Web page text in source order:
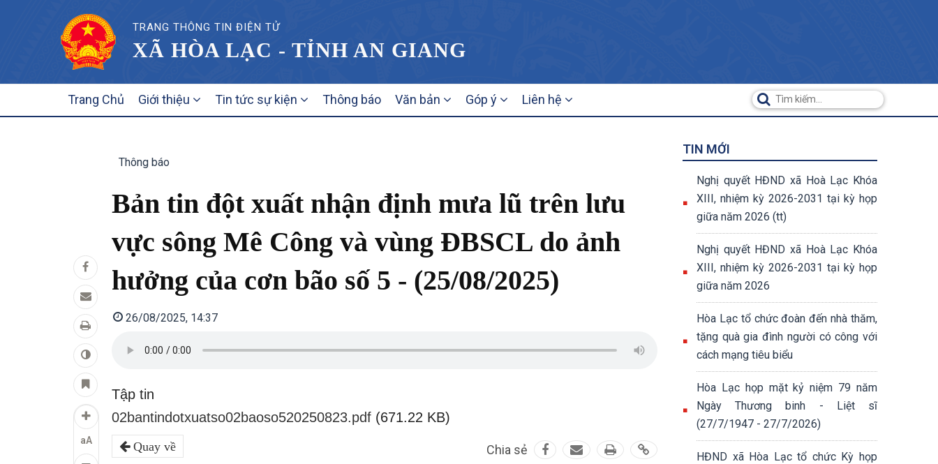
TRANG THÔNG TIN ĐIỆN TỬ
XÃ HÒA LẠC - TỈNH AN GIANG
NAVIGATION
Trang Chủ Giới thiệu Tin tức sự kiện Thông báo Văn bản Góp ý Liên hệ
aA
Thông báo
Bản tin đột xuất nhận định mưa lũ trên lưu
vực sông Mê Công và vùng ĐBSCL do ảnh
hưởng của cơn bão số 5 - (25/08/2025)
26/08/2025, 14:37
Tập tin
02bantindotxuatso02baoso520250823.pdf (671.22 KB)
Quay về Chia sẻ
TIN MỚI
Nghị quyết HĐND xã Hoà Lạc Khóa
XIII, nhiệm kỳ 2026-2031 tại kỳ họp
giữa năm 2026 (tt)
Nghị quyết HĐND xã Hoà Lạc Khóa
XIII, nhiệm kỳ 2026-2031 tại kỳ họp
giữa năm 2026
Hòa Lạc tổ chức đoàn đến nhà thăm,
tặng quà gia đình người có công với
cách mạng tiêu biểu
Hòa Lạc họp mặt kỷ niệm 79 năm
Ngày Thương binh - Liệt sĩ
(27/7/1947 - 27/7/2026)
HĐND xã Hòa Lạc tổ chức Kỳ họp